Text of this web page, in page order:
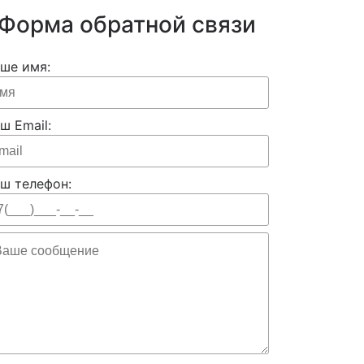
обратной связи
имя:
Email:
телефон: